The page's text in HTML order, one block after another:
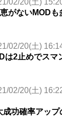
02/20(土)
がないMODも
02/20(土)
は2止めでス
02/20(土)
功確率アッ